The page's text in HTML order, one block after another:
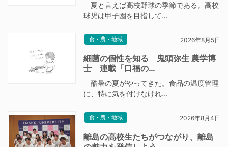
夏と言えば高校野球の季節である。高校
球児は甲子園を目指して…
食・農・地域 2026年8月5日
細菌の個性を知る 鬼頭弥生 農学博
士 連載「口福の…
酷暑の夏がやってきた。食品の温度管理
に、特に気を付けなけれ…
食・農・地域 2026年8月4日
離島の高校生たちがつながり、離島